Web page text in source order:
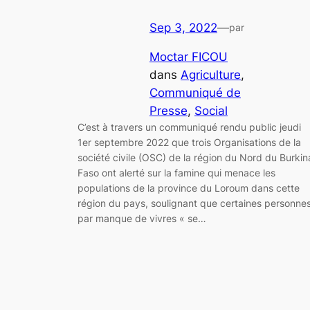
Sep 3, 2022—par
Moctar FICOU
dans Agriculture
Communiqué de
Presse, Social
C’est à travers un communiqué rendu public jeudi
1er septembre 2022 que trois Organisations de la
société civile (OSC) de la région du Nord du
Faso ont alerté sur la famine qui menace les
populations de la province du Loroum dans cette
région du pays, soulignant que certaines
par manque de vivres « se…